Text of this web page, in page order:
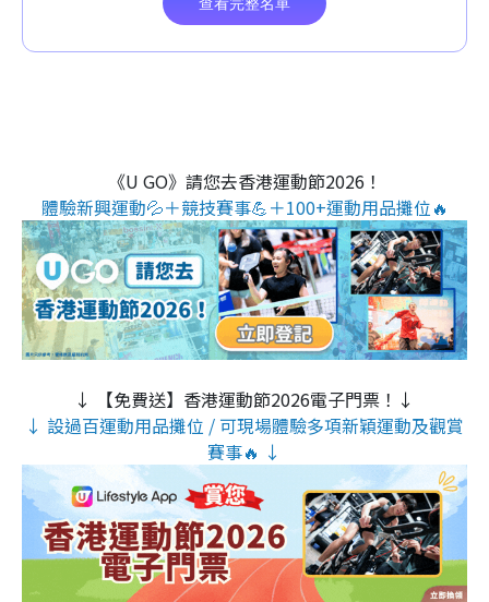
《U GO》請您去香港運動節2026！
體驗新興運動💦＋競技賽事💪＋100+運動用品攤位🔥
↓ 【免費送】香港運動節2026電子門票！↓
↓ 設過百運動用品攤位 / 可現場體驗多項新穎運動及觀賞
賽事🔥 ↓